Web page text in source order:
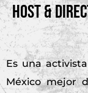
Host &
Es una
México mejor